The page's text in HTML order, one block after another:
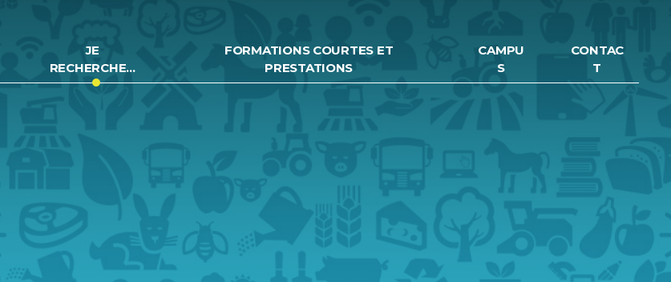
JE
RECHERCHE…
FORMATIONS COURTES ET
PRESTATIONS
CAMPU
S
CONTAC
T